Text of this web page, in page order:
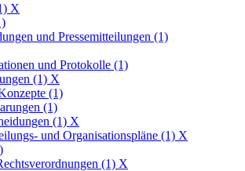
X
und Pressemitteilungen (1)
und Protokolle (1)
(1) X
(1)
(1)
(1) X
und Organisationspläne (1) X
(1) X